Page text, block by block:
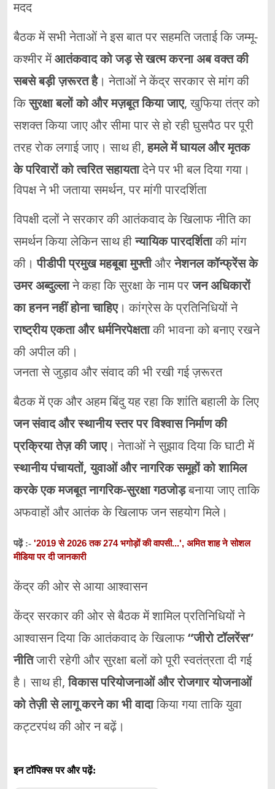
मदद
बैठक में सभी नेताओं ने इस बात पर सहमति जताई कि जम्मू-
कश्मीर मेंआतंकवाद को जड़ से खत्म करना अब वक्त की
सबसे बड़ी ज़रूरत है। नेताओं ने केंद्र सरकार से मांग की
किसुरक्षा बलों को और मज़बूत किया जाए, खुफिया तंत्र को
सशक्त किया जाए और सीमा पार से हो रही घुसपैठ पर पूरी
तरह रोक लगाई जाए। साथ ही,हमले में घायल और मृतक
के परिवारों को त्वरित सहायतादेने पर भी बल दिया गया।
विपक्ष ने भी जताया समर्थन, पर मांगी पारदर्शिता
विपक्षी दलों ने सरकार की आतंकवाद के खिलाफ नीति का
समर्थन किया लेकिन साथ हीन्यायिक पारदर्शिताकी मांग
की।पीडीपी प्रमुख महबूबा मुफ्तीऔरनेशनल कॉन्फ्रेंस के
उमर अब्दुल्लाने कहा कि सुरक्षा के नाम परजन अधिकारों
का हनन नहीं होना चाहिए। कांग्रेस के प्रतिनिधियों ने
राष्ट्रीय एकता और धर्मनिरपेक्षताकी भावना को बनाए रखने
की अपील की।
जनता से जुड़ाव और संवाद की भी रखी गई ज़रूरत
बैठक में एक और अहम बिंदु यह रहा कि शांति बहाली के लिए
जन संवाद और स्थानीय स्तर पर विश्वास निर्माण की
प्रक्रिया तेज़ की जाए। नेताओं ने सुझाव दिया कि घाटी में
स्थानीय पंचायतों, युवाओं और नागरिक समूहों को शामिल
करके एक मजबूत नागरिक-सुरक्षा गठजोड़बनाया जाए ताकि
अफवाहों और आतंक के खिलाफ जन सहयोग मिले।
पढ़ें :- '2019 से 2026 तक 274 भगोड़ों की वापसी...', अमित शाह ने सोशल
मीडिया पर दी जानकारी
केंद्र की ओर से आया आश्वासन
केंद्र सरकार की ओर से बैठक में शामिल प्रतिनिधियों ने
आश्वासन दिया कि आतंकवाद के खिलाफ“जीरो टॉलरेंस”
नीतिजारी रहेगी और सुरक्षा बलों को पूरी स्वतंत्रता दी गई
है। साथ ही,विकास परियोजनाओं और रोजगार योजनाओं
को तेज़ी से लागू करने का भी वादाकिया गया ताकि युवा
कट्टरपंथ की ओर न बढ़ें।
इन टॉपिक्स पर और पढ़ें: